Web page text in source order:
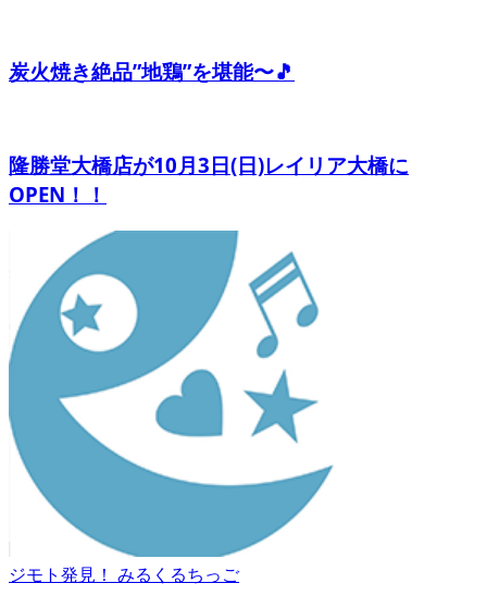
炭火焼き絶品”地鶏”を堪能〜🎵
隆勝堂大橋店が10月3日(日)レイリア大橋に
OPEN！！
ジモト発見！ みるくるちっご